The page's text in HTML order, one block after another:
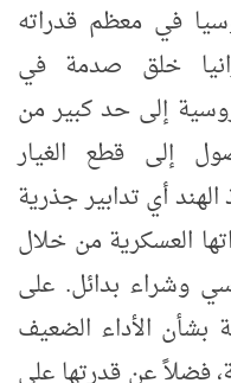
في معظم قدراته
خلق صدمة في
إلى حد كبير من
إلى قطع الغيار
أي تدابير جذرية
العسكرية من خلال
وشراء بدائل. على
بشأن الأداء الضعيف
فضلاً عن قدرتها على